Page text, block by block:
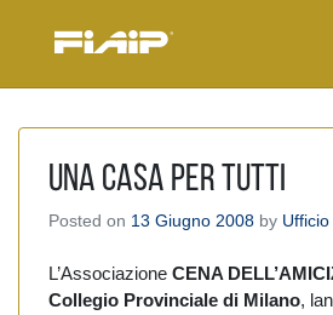
UNA CASA PER TUTTI
Posted on 13 Giugno 2008 by
L’Associazione CENA
Collegio Provinciale di Milano,